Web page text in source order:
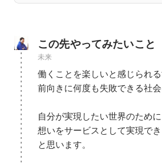
この先やってみたいこと
未来
働くことを楽しいと感じられる
前向きに何度も失敗できる社会
自分が実現したい世界のために
想いをサービスとして実現で
と思います。